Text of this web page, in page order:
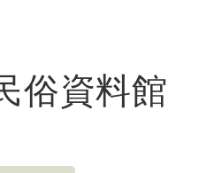
俗資料館